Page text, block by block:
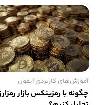
آموزش‌های کاربردی آیفون
چگونه با رمزینکس بازار